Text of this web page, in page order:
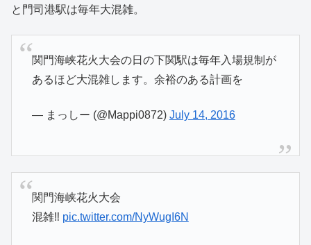
と門司港駅は毎年大混雑。
関門海峡花火大会の日の下関駅は毎年入場規制が
あるほど大混雑します。余裕のある計画を
— まっしー (@Mappi0872) July 14, 2016
関門海峡花火大会
混雑‼ pic.twitter.com/NyWugI6N